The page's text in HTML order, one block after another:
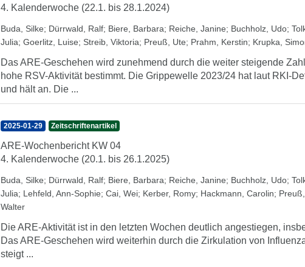
4. Kalenderwoche (22.1. bis 28.1.2024)
Buda, Silke; Dürrwald, Ralf; Biere, Barbara; Reiche, Janine; Buchholz, Udo;
Julia; Goerlitz, Luise; Streib, Viktoria; Preuß, Ute; Prahm, Kerstin; Krupka,
Das ARE-Geschehen wird zunehmend durch die weiter steigende
hohe RSV-Aktivität bestimmt. Die Grippewelle 2023/24 hat laut RKI-
und hält an. Die ...
2025-01-29 Zeitschriftenartikel
ARE-Wochenbericht KW 04
4. Kalenderwoche (20.1. bis 26.1.2025)
Buda, Silke; Dürrwald, Ralf; Biere, Barbara; Reiche, Janine; Buchholz, Udo;
Julia; Lehfeld, Ann-Sophie; Cai, Wei; Kerber, Romy; Hackmann, Carolin;
Walter
Die ARE-Aktivität ist in den letzten Wochen deutlich angestiegen,
Das ARE-Geschehen wird weiterhin durch die Zirkulation von
steigt ...